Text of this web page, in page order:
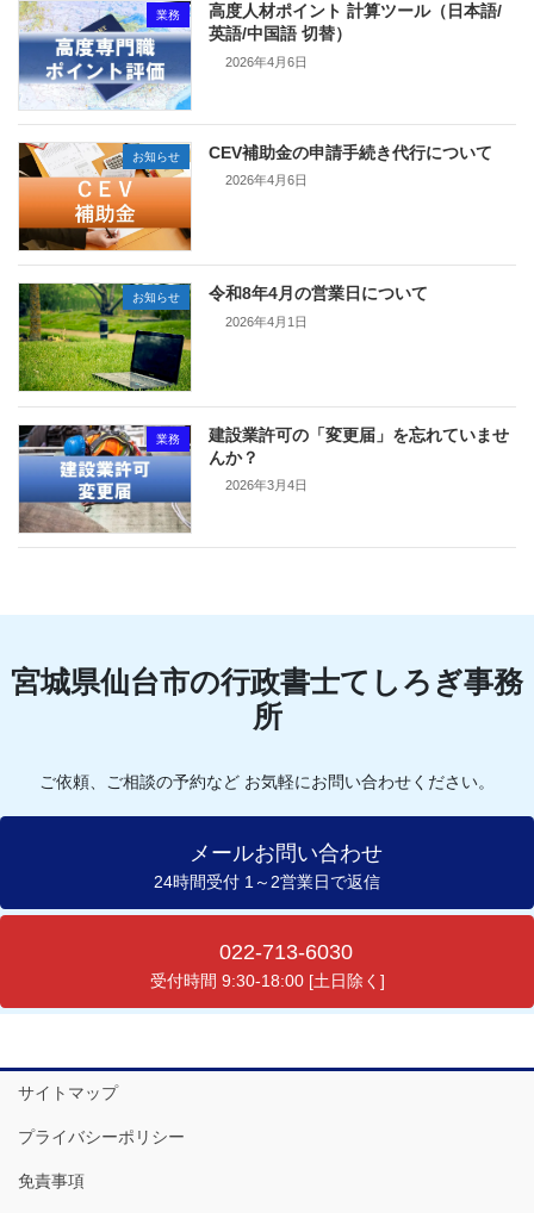
業務
高度人材ポイント 計算ツール（日本語/
英語/中国語 切替）
2026年4月6日
お知らせ CEV補助金の申請手続き代行について
2026年4月6日
お知らせ 令和8年4月の営業日について
2026年4月1日
業務
建設業許可の「変更届」を忘れていませ
んか？
2026年3月4日
宮城県仙台市の行政書士てしろぎ事務
所
ご依頼、ご相談の予約など お気軽にお問い合わせください。
メールお問い合わせ
24時間受付 1～2営業日で返信
022-713-6030
受付時間 9:30-18:00 [土日除く]
サイトマップ
プライバシーポリシー
免責事項